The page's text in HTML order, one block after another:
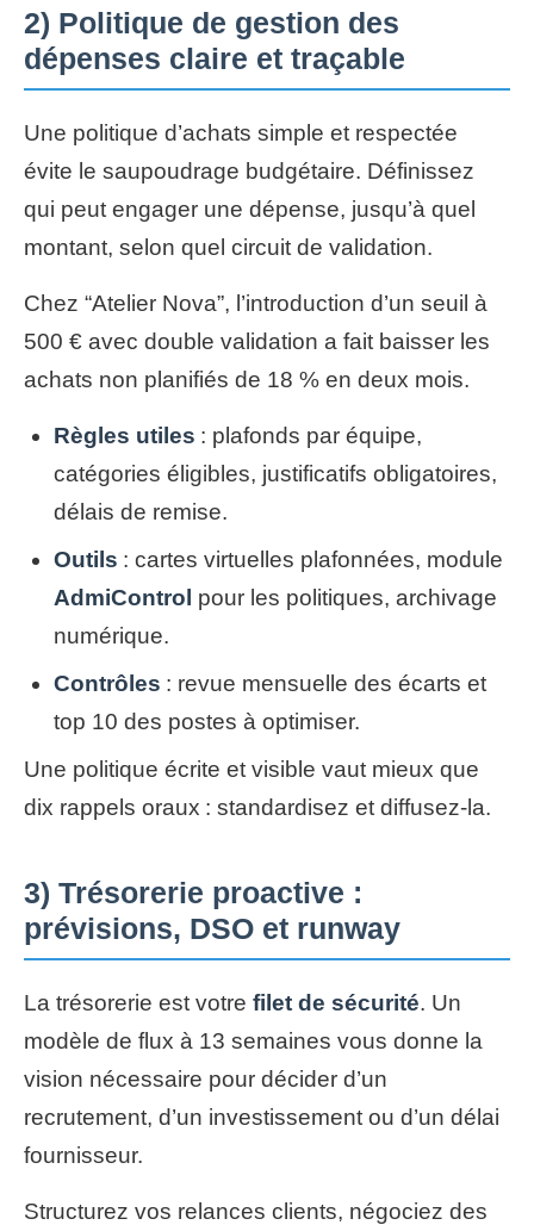
2) Politique de gestion des
dépenses claire et traçable
Une politique d’achats simple et respectée
évite le saupoudrage budgétaire. Définissez
qui peut engager une dépense, jusqu’à quel
montant, selon quel circuit de validation.
Chez “Atelier Nova”, l’introduction d’un seuil à
500 € avec double validation a fait baisser les
achats non planifiés de 18 % en deux mois.
Règles utiles : plafonds par équipe,
catégories éligibles, justificatifs obligatoires,
délais de remise.
Outils : cartes virtuelles plafonnées, module
AdmiControl pour les politiques, archivage
numérique.
Contrôles : revue mensuelle des écarts et
top 10 des postes à optimiser.
Une politique écrite et visible vaut mieux que
dix rappels oraux : standardisez et diffusez-la.
3) Trésorerie proactive :
prévisions, DSO et runway
La trésorerie est votre filet de sécurité. Un
modèle de flux à 13 semaines vous donne la
vision nécessaire pour décider d’un
recrutement, d’un investissement ou d’un délai
fournisseur.
Structurez vos relances clients, négociez des